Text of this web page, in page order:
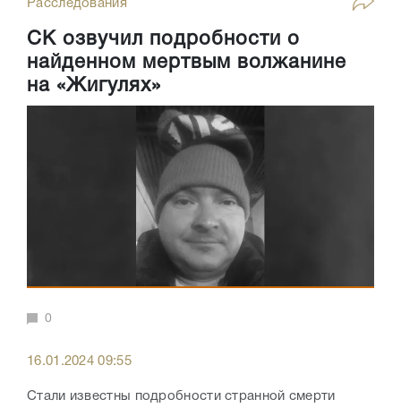
Расследования
СК озвучил подробности о
найденном мертвым волжанине
на «Жигулях»
0
16.01.2024 09:55
Стали известны подробности странной смерти